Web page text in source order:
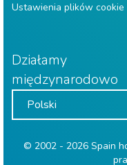
Ustawienia plików cookie
Działamy
międzynarodowo
© 2002 - 2026 Spain